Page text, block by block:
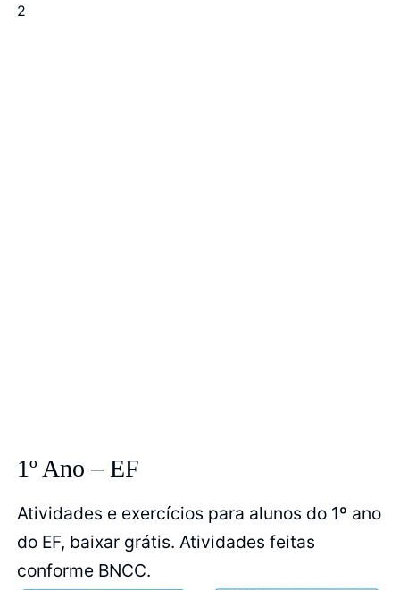
2
1º Ano – EF
Atividades e exercícios para alunos do 1º ano
do EF, baixar grátis. Atividades feitas
conforme BNCC.